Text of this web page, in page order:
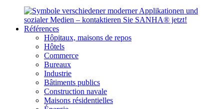
Références
Hôpitaux, maisons de repos
Hôtels
Commerce
Bureaux
Industrie
Bâtiments publics
Construction navale
Maisons résidentielles